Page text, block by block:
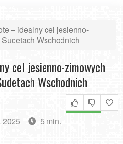
– idealny cel jesienno-
Wschodnich
cel jesienno-zimowych
Wschodnich
2025
5 min.